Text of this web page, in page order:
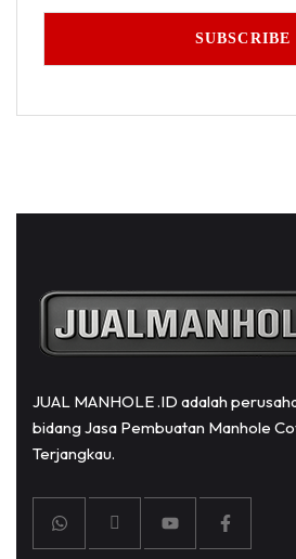
JUAL MANHOLE .ID adalah
bidang Jasa Pembuatan Manhole
Terjangkau.